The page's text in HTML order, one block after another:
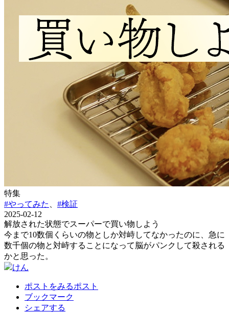
特集
#やってみた
#検証
2025-02-12
解放された状態でスーパーで買い物しよう
今まで10数個くらいの物としか対峙してなかったのに、急に
数千個の物と対峙することになって脳がパンクして殺される
かと思った。
けん
ポストをみるポスト
ブックマーク
シェアする